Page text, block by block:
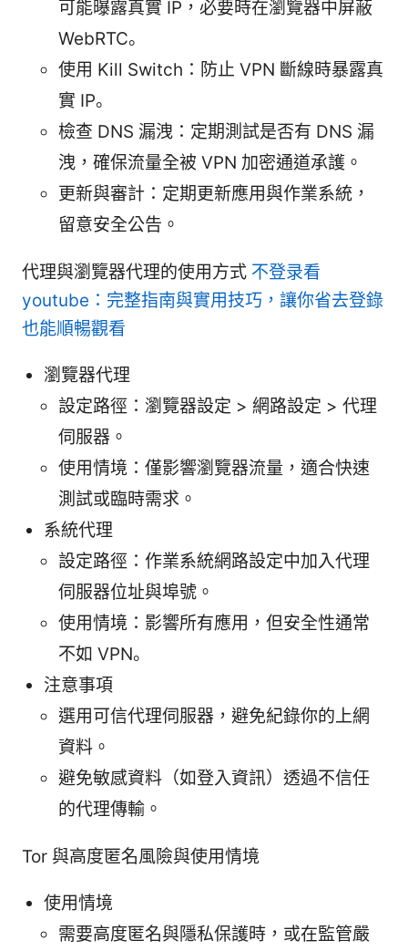
可能曝露真實 IP，必要時在瀏覽器中屏蔽
WebRTC。
使用 Kill Switch：防止 VPN 斷線時暴露真
實 IP。
檢查 DNS 漏洩：定期測試是否有 DNS 漏
洩，確保流量全被 VPN 加密通道承護。
更新與審計：定期更新應用與作業系統，
留意安全公告。
代理與瀏覽器代理的使用方式 不登录看
youtube：完整指南與實用技巧，讓你省去登錄
也能順暢觀看
瀏覽器代理
設定路徑：瀏覽器設定 > 網路設定 > 代理
伺服器。
使用情境：僅影響瀏覽器流量，適合快速
測試或臨時需求。
系統代理
設定路徑：作業系統網路設定中加入代理
伺服器位址與埠號。
使用情境：影響所有應用，但安全性通常
不如 VPN。
注意事項
選用可信代理伺服器，避免紀錄你的上網
資料。
避免敏感資料（如登入資訊）透過不信任
的代理傳輸。
Tor 與高度匿名風險與使用情境
使用情境
需要高度匿名與隱私保護時，或在監管嚴